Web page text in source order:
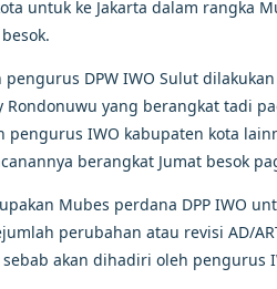
untuk ke Jakarta dalam rangka
pengurus DPW IWO Sulut
Rondonuwu yang berangkat tadi
pengurus IWO kabupaten kota
berangkat Jumat besok
Mubes perdana DPP IWO
perubahan atau revisi AD/
akan dihadiri oleh pengurus